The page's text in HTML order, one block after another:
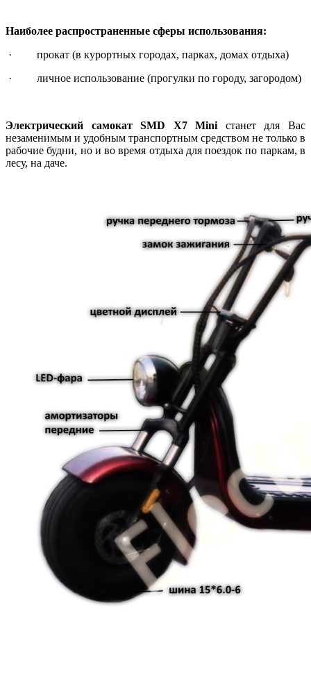
Наиболее распространенные сферы использования:
· прокат (в курортных городах, парках, домах отдыха)
· личное использование (прогулки по городу, загородом)
Электрический самокатSMD X7Mini
станет для Вас
незаменимым и удобным транспортным средством не только в
рабочие будни, но и во время отдыха для поездок по паркам, в
лесу, на даче.